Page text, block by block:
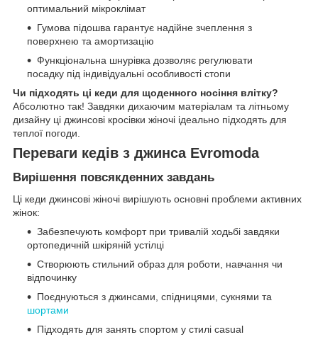
оптимальний мікроклімат
Гумова підошва гарантує надійне зчеплення з
поверхнею та амортизацію
Функціональна шнурівка дозволяє регулювати
посадку під індивідуальні особливості стопи
Чи підходять ці кеди для щоденного носіння влітку?
Абсолютно так! Завдяки дихаючим матеріалам та літньому
дизайну ці джинсові кросівки жіночі ідеально підходять для
теплої погоди.
Переваги кедів з джинса Evromoda
Вирішення повсякденних завдань
Ці кеди джинсові жіночі вирішують основні проблеми активних
жінок:
Забезпечують комфорт при тривалій ходьбі завдяки
ортопедичній шкіряній устілці
Створюють стильний образ для роботи, навчання чи
відпочинку
Поєднуються з джинсами, спідницями, сукнями та
шортами
Підходять для занять спортом у стилі casual